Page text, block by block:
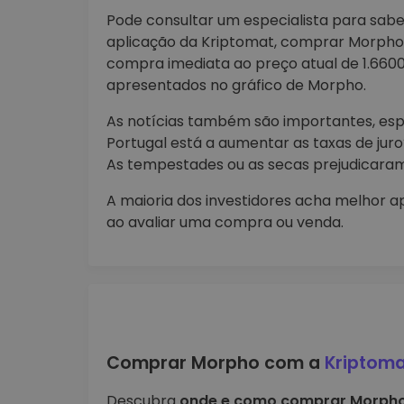
Pode consultar um especialista para
aplicação da Kriptomat, comprar
compra imediata ao preço atual de
apresentados no gráfico de Morpho.
As notícias também são importantes,
Portugal está a aumentar as taxas de
As tempestades ou as secas
A maioria dos investidores acha melhor
ao avaliar uma compra ou venda.
Comprar Morpho com a